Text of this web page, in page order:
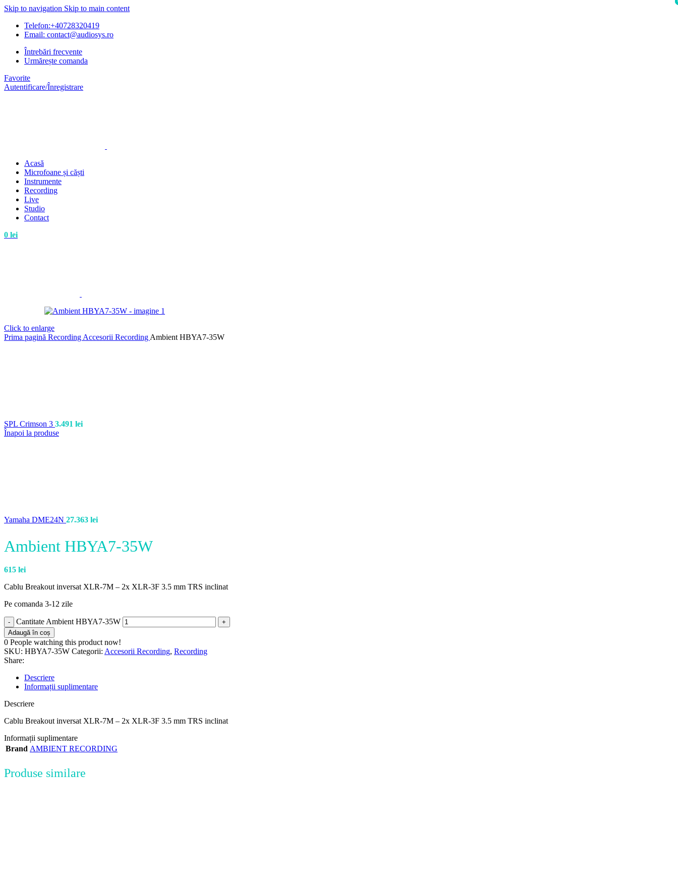
Skip to navigation Skip to main content
Telefon:+40728320419
Email: contact@audiosys.ro
Întrebări frecvente
Urmărește comanda
Favorite
Autentificare/Înregistrare
Acasă
Microfoane și căști
Instrumente
Recording
Live
Studio
Contact
0 lei
Click to enlarge
Prima pagină Recording Accesorii Recording Ambient HBYA7-35W
SPL Crimson 3 3.491 lei
Înapoi la produse
Yamaha DME24N 27.363 lei
Ambient HBYA7-35W
615 lei
Cablu Breakout inversat XLR-7M – 2x XLR-3F 3.5 mm TRS inclinat
Pe comanda 3-12 zile
Cantitate Ambient HBYA7-35W
Adaugă în coș
0 People watching this product now!
SKU: HBYA7-35W Categorii: Accesorii Recording, Recording
Share:
Descriere
Informații suplimentare
Descriere
Cablu Breakout inversat XLR-7M – 2x XLR-3F 3.5 mm TRS inclinat
Informații suplimentare
Brand AMBIENT RECORDING
Produse similare